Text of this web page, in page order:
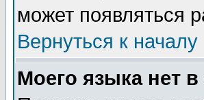
может появляться
Вернуться к началу
Моего языка нет в